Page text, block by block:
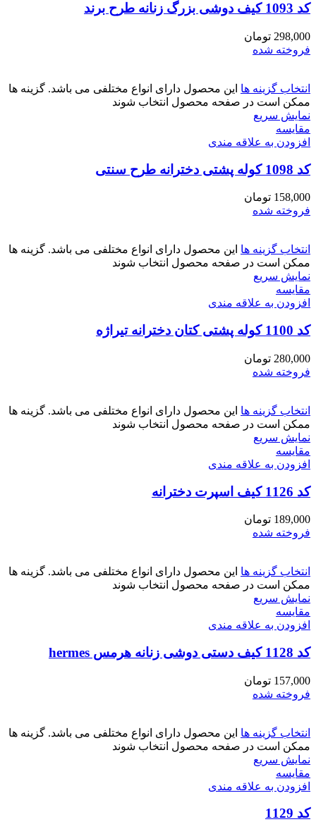
کد 1093 کیف دوشی بزرگ زنانه طرح برند
298,000 تومان
فروخته شده
انتخاب گزینه ها این محصول دارای انواع مختلفی می باشد. گزینه ها
ممکن است در صفحه محصول انتخاب شوند
نمایش سریع
مقايسه
افزودن به علاقه مندی
کد 1098 کوله پشتی دخترانه طرح سنتی
158,000 تومان
فروخته شده
انتخاب گزینه ها این محصول دارای انواع مختلفی می باشد. گزینه ها
ممکن است در صفحه محصول انتخاب شوند
نمایش سریع
مقايسه
افزودن به علاقه مندی
کد 1100 کوله پشتی کتان دخترانه تیراژه
280,000 تومان
فروخته شده
انتخاب گزینه ها این محصول دارای انواع مختلفی می باشد. گزینه ها
ممکن است در صفحه محصول انتخاب شوند
نمایش سریع
مقايسه
افزودن به علاقه مندی
کد 1126 کیف اسپرت دخترانه
189,000 تومان
فروخته شده
انتخاب گزینه ها این محصول دارای انواع مختلفی می باشد. گزینه ها
ممکن است در صفحه محصول انتخاب شوند
نمایش سریع
مقايسه
افزودن به علاقه مندی
کد 1128 کیف دستی دوشی زنانه هرمس hermes
157,000 تومان
فروخته شده
انتخاب گزینه ها این محصول دارای انواع مختلفی می باشد. گزینه ها
ممکن است در صفحه محصول انتخاب شوند
نمایش سریع
مقايسه
افزودن به علاقه مندی
کد 1129